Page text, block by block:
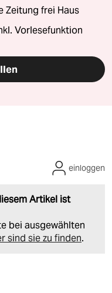
Zeitung frei Haus
Vorlesefunktion
Artikel ist
bei ausgewählten
sind sie zu finden.
einloggen